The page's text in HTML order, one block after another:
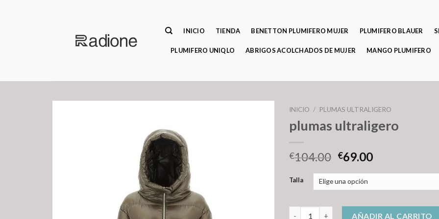
INICIO TIENDA BENETTON PLUMIFERO MUJER PLUMIFERO BLAUER
PLUMIFERO UNIQLO ABRIGOS ACOLCHADOS DE MUJER MANGO PLUMIFERO
INICIO / PLUMAS ULTRALIGERO
plumas ultraligero
€104.00 €69.00
Talla
plumas ultraligero cantidadAÑADIR AL CARRITO